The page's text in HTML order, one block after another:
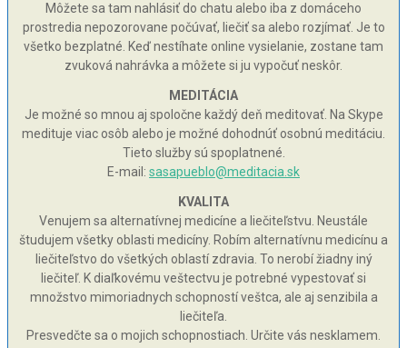
Môžete sa tam nahlásiť do chatu alebo iba z domáceho
prostredia nepozorovane počúvať, liečiť sa alebo rozjímať. Je to
všetko bezplatné. Keď nestíhate online vysielanie, zostane tam
zvuková nahrávka a môžete si ju vypočuť neskôr.
MEDITÁCIA
Je možné so mnou aj spoločne každý deň meditovať. Na Skype
medituje viac osôb alebo je možné dohodnúť osobnú meditáciu.
Tieto služby sú spoplatnené.
E-mail: sasapueblo@meditacia.sk
KVALITA
Venujem sa alternatívnej medicíne a liečiteľstvu. Neustále
študujem všetky oblasti medicíny. Robím alternatívnu medicínu a
liečiteľstvo do všetkých oblastí zdravia. To nerobí žiadny iný
liečiteľ. K diaľkovému veštectvu je potrebné vypestovať si
množstvo mimoriadnych schopností veštca, ale aj senzibila a
liečiteľa.
Presvedčte sa o mojich schopnostiach. Určite vás nesklamem.